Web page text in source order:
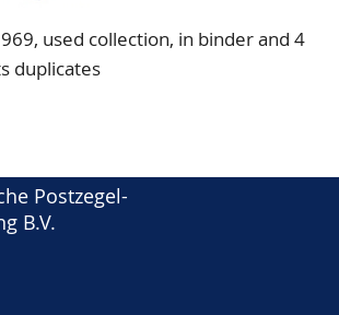
used collection, in binder and 4
duplicates
Postzegel-
B.V.